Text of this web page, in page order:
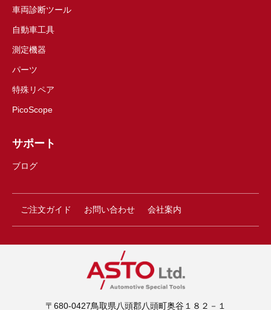
車両診断ツール
自動車工具
測定機器
パーツ
特殊リペア
PicoScope
サポート
ブログ
ご注文ガイド お問い合わせ 会社案内
〒680-0427鳥取県八頭郡八頭町奥谷１８２－１